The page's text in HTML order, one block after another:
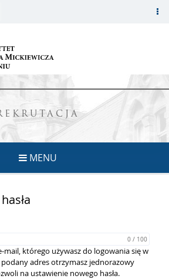
MENU
0 / 100
mail, którego używasz do logowania się w
adres otrzymasz jednorazowy
na ustawienie nowego hasła.